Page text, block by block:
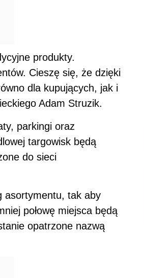
produkty.
Cieszę się, że dzięki
dla kupujących, jak i
Adam Struzik.
parkingi oraz
targowisk będą
do sieci
asortymentu, tak aby
połowę miejsca będą
opatrzone nazwą